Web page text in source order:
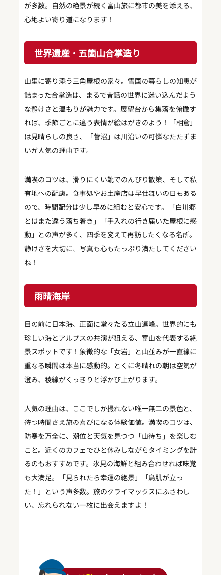
が多数。自然の絶景が続く富山旅に都市の美を添える、
心地よい寄り道になります！
世界遺産・五箇山合掌造り
山里に寄り添う三角屋根の家々。雪国の暮らしの知恵が
詰まった合掌造は、まるで昔話の世界に迷い込んだよう
な静けさと温もりが魅力です。展望台から集落を俯瞰す
れば、季節ごとに違う表情が絵はがきのよう！「相倉」
は見晴らしの良さ、「菅沼」は川沿いの可憐なたたずま
いが人気の理由です。
満喫のコツは、滑りにくい靴でのんびり散策、そして私
有地への配慮。食事処やお土産店は早仕舞いの日もある
ので、時間配分は少し早めに組むと安心です。「白川郷
とはまた違う落ち着き」「手入れの行き届いた屋根に感
動」との声が多く、四季を変えて再訪したくなる名所。
静けさを大切に、写真も心もたっぷり満たしてください
ね！
雨晴海岸
目の前に日本海、正面に堂々たる立山連峰。世界的にも
珍しい海とアルプスの共演が狙える、富山を代表する絶
景スポットです！象徴的な「女岩」と山並みが一直線に
重なる瞬間は本当に感動的。とくに冬晴れの朝は空気が
澄み、稜線がくっきりと浮かび上がります。
人気の理由は、ここでしか撮れない唯一無二の景色と、
待つ時間さえ旅の喜びになる体験価値。満喫のコツは、
防寒を万全に、潮位と天気を見つつ「山待ち」を楽しむ
こと。近くのカフェでひと休みしながらタイミングを計
るのもおすすめです。氷見の海鮮と組み合わせれば味覚
も大満足。「見られたら幸運の絶景」「鳥肌が立っ
た！」という声多数。旅のクライマックスにふさわし
い、忘れられない一枚に出会えますよ！